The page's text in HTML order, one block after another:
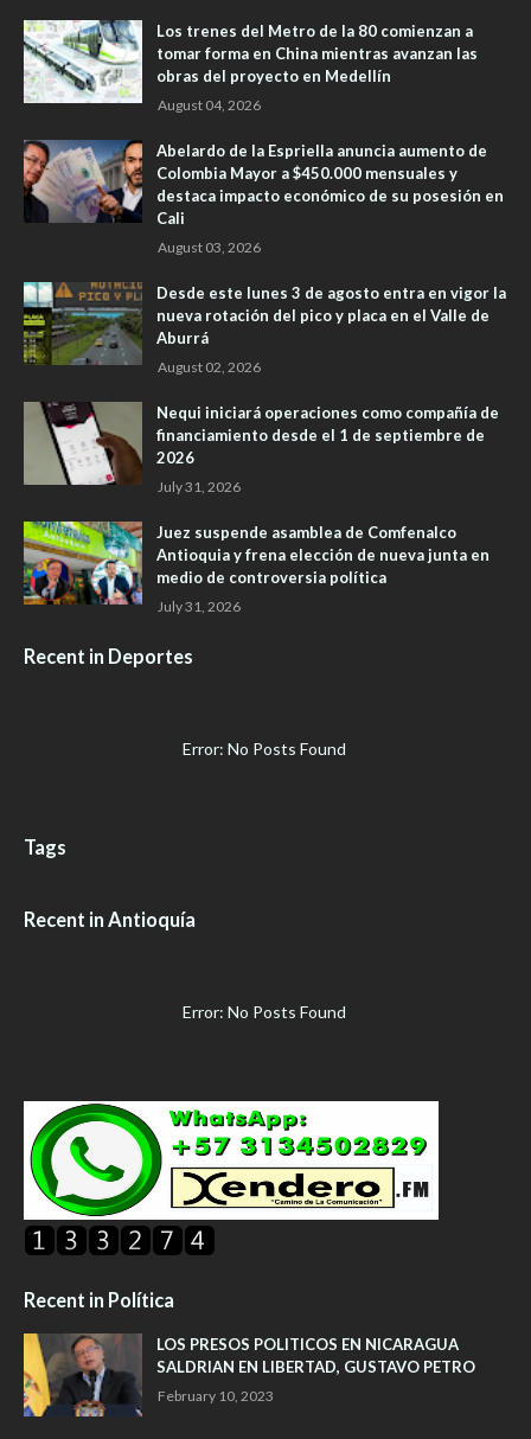
Los trenes del Metro de la 80 comienzan a
tomar forma en China mientras avanzan las
obras del proyecto en Medellín
August 04, 2026
Abelardo de la Espriella anuncia aumento de
Colombia Mayor a $450.000 mensuales y
destaca impacto económico de su posesión en
Cali
August 03, 2026
Desde este lunes 3 de agosto entra en vigor la
nueva rotación del pico y placa en el Valle de
Aburrá
August 02, 2026
Nequi iniciará operaciones como compañía de
financiamiento desde el 1 de septiembre de
2026
July 31, 2026
Juez suspende asamblea de Comfenalco
Antioquia y frena elección de nueva junta en
medio de controversia política
July 31, 2026
Recent in Deportes
Error: No Posts Found
Tags
Recent in Antioquía
Error: No Posts Found
Recent in Política
LOS PRESOS POLITICOS EN NICARAGUA
SALDRIAN EN LIBERTAD, GUSTAVO PETRO
February 10, 2023